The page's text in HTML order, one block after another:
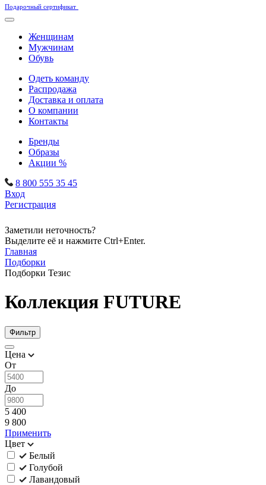
Подарочный сертификат
Женщинам
Мужчинам
Обувь
Одеть команду
Распродажа
Доставка и оплата
О компании
Контакты
Бренды
Образы
Акции %
8 800 555 35 45
Вход
Регистрация
Заметили неточность?
Выделите её и нажмите Ctrl+Enter.
Главная
Подборки
Подборки Тезис
Коллекция FUTURE
Фильтр
Цена
От
До
5 400
9 800
Применить
Цвет
Белый
Голубой
Лавандовый